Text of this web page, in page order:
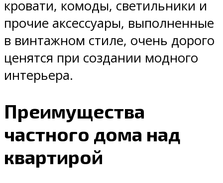
кровати, комоды, светильники и
прочие аксессуары, выполненные
в винтажном стиле, очень дорого
ценятся при создании модного
интерьера.
Преимущества
частного дома над
квартирой